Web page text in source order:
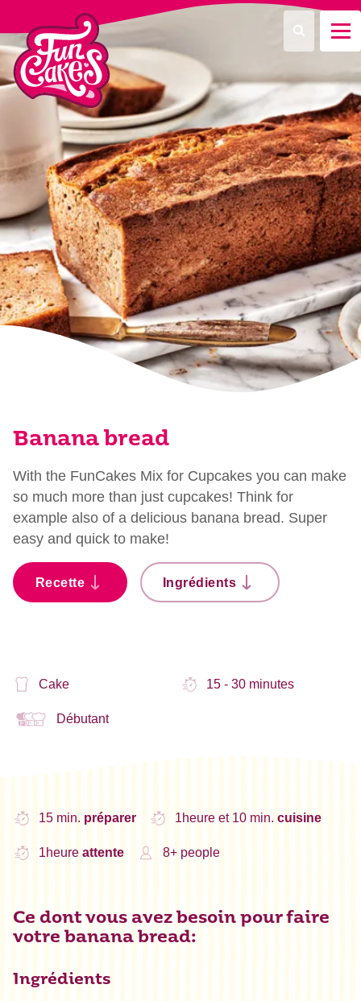
Que recherchez-vous ?
Recherche
Banana bread
With the FunCakes Mix for Cupcakes you can make
so much more than just cupcakes! Think for
example also of a delicious banana bread. Super
easy and quick to make!
Recette Ingrédients
Cake 15 - 30 minutes
Débutant
15 min. préparer 1heure et 10 min. cuisine
1heure attente 8+ people
Ce dont vous avez besoin pour faire
votre banana bread:
Ingrédients